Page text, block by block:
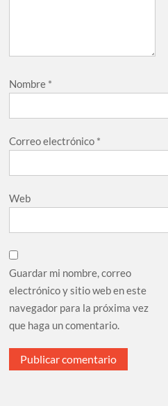
Nombre *
Correo electrónico *
Web
Guardar mi nombre, correo
electrónico y sitio web en este
navegador para la próxima vez
que haga un comentario.